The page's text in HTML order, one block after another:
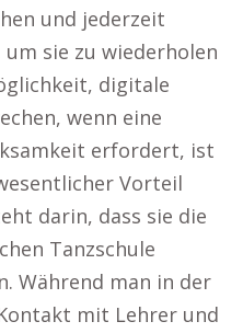
und jederzeit
sie zu wiederholen
digitale
wenn eine
erfordert, ist
Vorteil
darin, dass sie die
Tanzschule
Während man in der
mit Lehrer und